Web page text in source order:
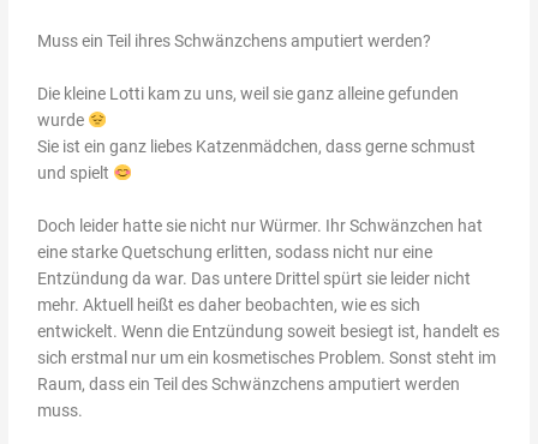
Muss ein Teil ihres Schwänzchens amputiert werden?
Die kleine Lotti kam zu uns, weil sie ganz alleine gefunden
wurde
Sie ist ein ganz liebes Katzenmädchen, dass gerne schmust
und spielt
Doch leider hatte sie nicht nur Würmer. Ihr Schwänzchen hat
eine starke Quetschung erlitten, sodass nicht nur eine
Entzündung da war. Das untere Drittel spürt sie leider nicht
mehr. Aktuell heißt es daher beobachten, wie es sich
entwickelt. Wenn die Entzündung soweit besiegt ist, handelt es
sich erstmal nur um ein kosmetisches Problem. Sonst steht im
Raum, dass ein Teil des Schwänzchens amputiert werden
muss.